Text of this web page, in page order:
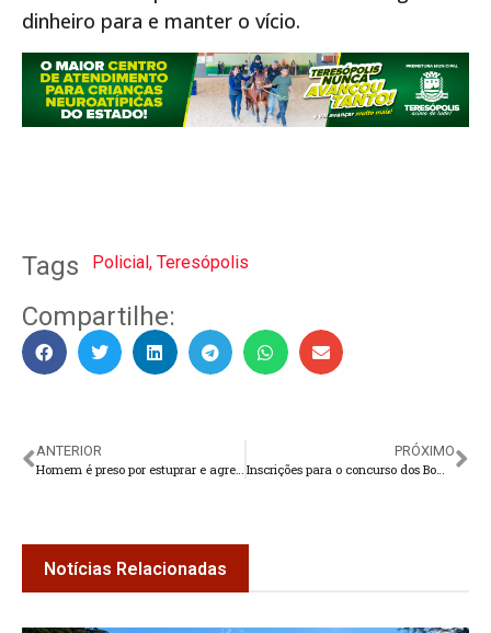
dinheiro para e manter o vício.
Tags Policial , Teresópolis
Compartilhe:
ANTERIOR
PRÓXIMO
Notícias Relacionadas